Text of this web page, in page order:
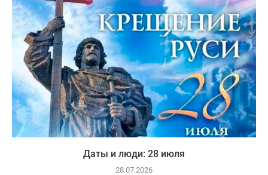
Даты и люди: 28 июля
28.07.2026